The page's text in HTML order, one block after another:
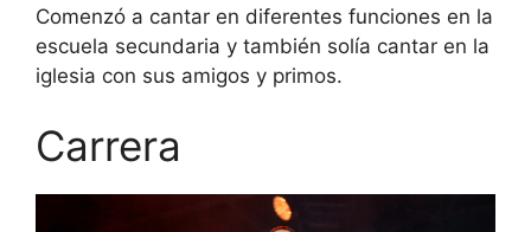
Comenzó a cantar en diferentes funciones en la
escuela secundaria y también solía cantar en la
iglesia con sus amigos y primos.
Carrera